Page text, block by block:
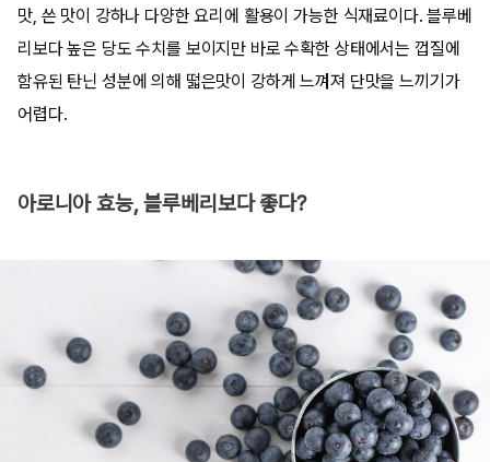
맛, 쓴 맛이 강하나 다양한 요리에 활용이 가능한 식재료이다. 블루베
리보다 높은 당도 수치를 보이지만 바로 수확한 상태에서는 껍질에
함유된 탄닌 성분에 의해 떫은맛이 강하게 느껴져 단맛을 느끼기가
어렵다.
아로니아 효능, 블루베리보다 좋다?